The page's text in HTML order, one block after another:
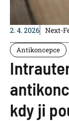
2. 4. 2026 Next-
Antikoncepce
kdy ji